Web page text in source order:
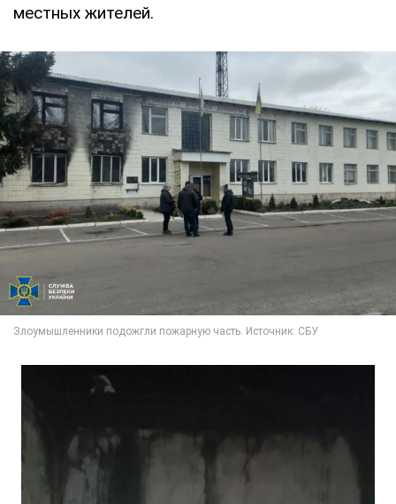
местных жителей.